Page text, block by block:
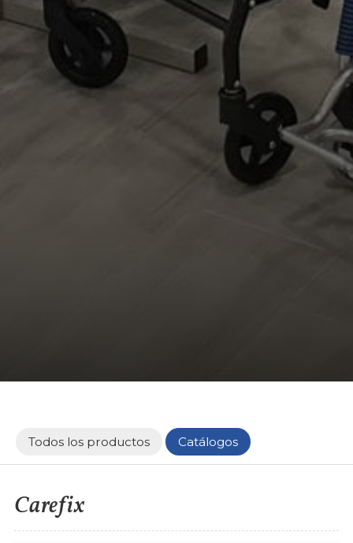
Todos los productos Catálogos
Carefix